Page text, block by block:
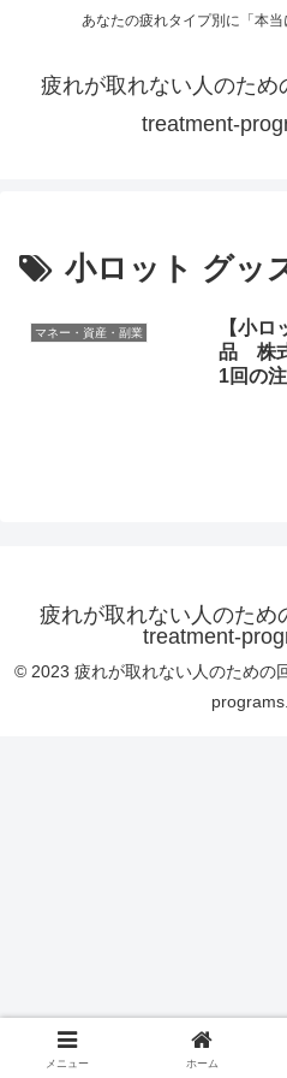
あなたの疲れタイプ別に「本
疲れが取れない人のため
treatment-
小ロット グッ
マネー・資産・副業
【小
品 株
1回の
疲れが取れない人のため
treatment-
© 2023 疲れが取れない人のための
メニュー ホーム